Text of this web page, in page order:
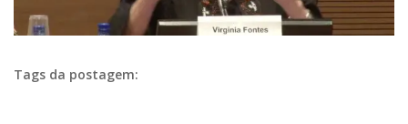
Tags da postagem: